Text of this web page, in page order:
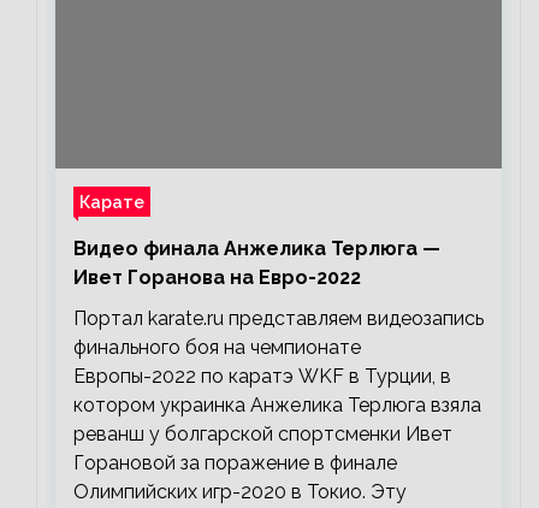
Карате
Видео финала Анжелика Терлюга —
Ивет Горанова на Евро-2022
Портал karate.ru представляем видеозапись
финального боя на чемпионате
Европы-2022 по каратэ WKF в Турции, в
котором украинка Анжелика Терлюга взяла
реванш у болгарской спортсменки Ивет
Горановой за поражение в финале
Олимпийских игр-2020 в Токио. Эту